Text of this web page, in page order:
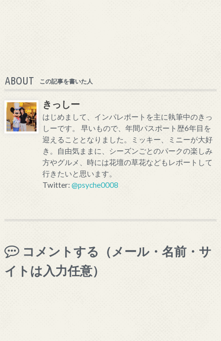
ABOUT この記事を書いた人
きっしー
はじめまして、インパレポートを主に執筆中のきっ
しーです。 早いもので、年間パスポート歴6年目を
迎えることとなりました。ミッキー、ミニーが大好
き。自由気ままに、シーズンごとのパークの楽しみ
方やグルメ、時には花壇の草花などもレポートして
行きたいと思います。
Twitter:@psyche0008
コメントする（メール・名前・サ
イトは入力任意）